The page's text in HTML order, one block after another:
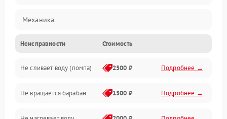
Механика
Электропитание
Водоснабжение
Слив
Неисправности Стоимость
Не сливает воду (помпа) 2500 ₽ Подробнее →
Не вращается барабан 1500 ₽ Подробнее →